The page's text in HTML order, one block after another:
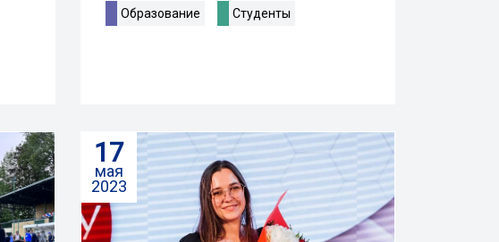
Образование Студенты
17
мая
2023